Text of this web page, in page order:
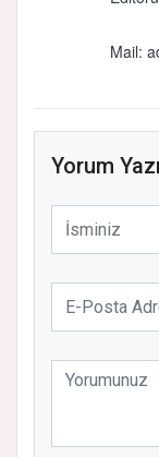
Mail:
Yorum